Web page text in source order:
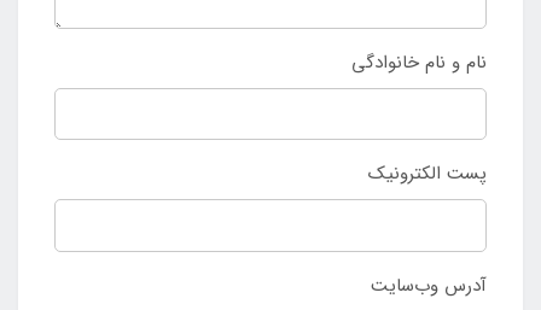
نام و نام خانوادگی
پست الکترونیک
آدرس وب‌سایت